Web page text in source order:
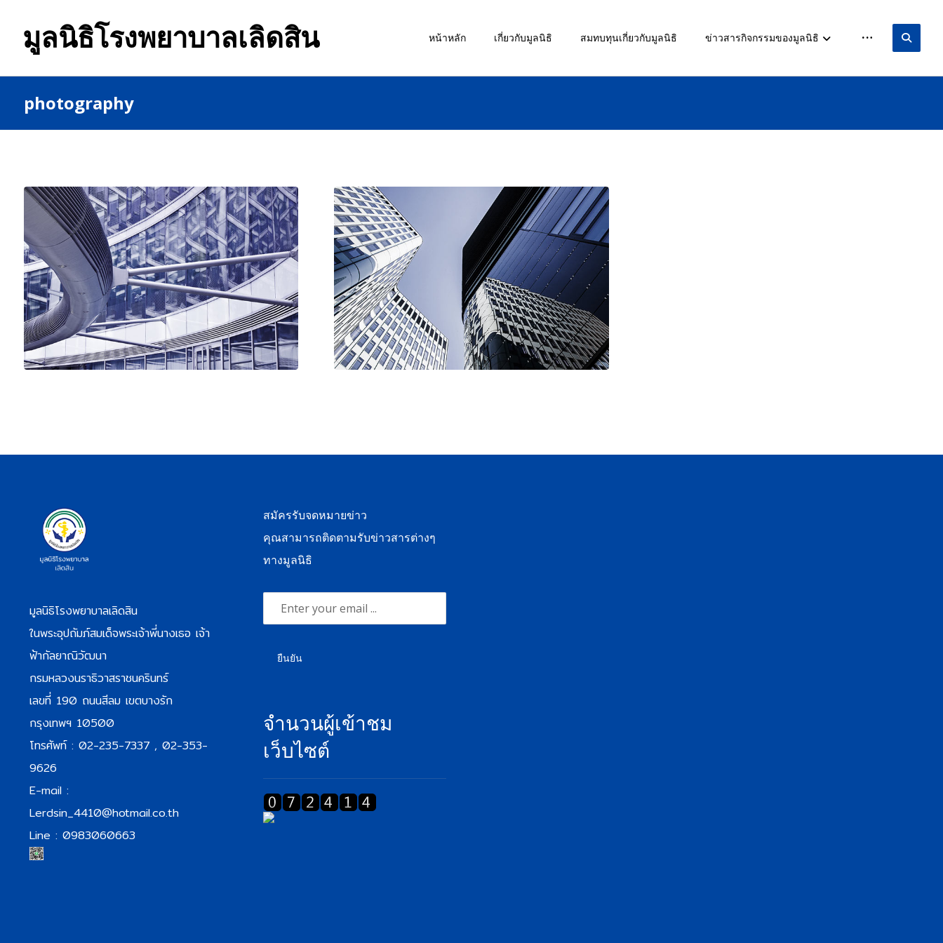
มูลนิธิโรงพยาบาลเลิดสิน หน้าหลัก เกี่ยวกับมูลนิธิ สมทบทุนเกี่ยวกับมูลนิธิ ข่าวสารกิจกรรมของมูลนิธิ
photography
มูลนิธิโรงพยาบาลเลิดสิน
ในพระอุปถัมภ์สมเด็จพระเจ้าพี่นางเธอ เจ้า
ฟ้ากัลยาณิวัฒนา
กรมหลวงนราธิวาสราชนครินทร์
เลขที่ 190 ถนนสีลม เขตบางรัก
กรุงเทพฯ 10500
โทรศัพท์ : 02-235-7337 , 02-353-
9626
E-mail :
Lerdsin_4410@hotmail.co.th
Line : 0983060663
สมัครรับจดหมายข่าว
คุณสามารถติดตามรับข่าวสารต่างๆ
ทางมูลนิธิ
ยืนยัน
จำนวนผู้เข้าชม
เว็บไซต์